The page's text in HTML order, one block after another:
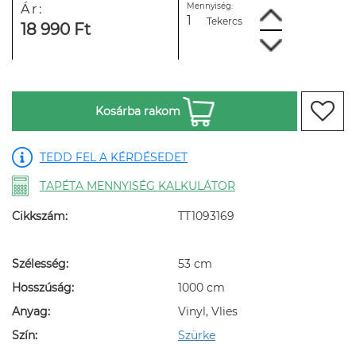
Ár:
18 990 Ft
Mennyiség:
Tekercs
Kosárba rakom
TEDD FEL A KÉRDÉSEDET
TAPÉTA MENNYISÉG KALKULÁTOR
Cikkszám: TT1093169
Szélesség:
53 cm
Hosszúság:
1000 cm
Anyag:
Vinyl, Vlies
Szín:
Szürke